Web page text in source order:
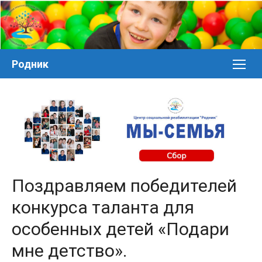
Перейти
к
контенту
Родник
Поздравляем победителей
конкурса таланта для
особенных детей «Подари
мне детство».